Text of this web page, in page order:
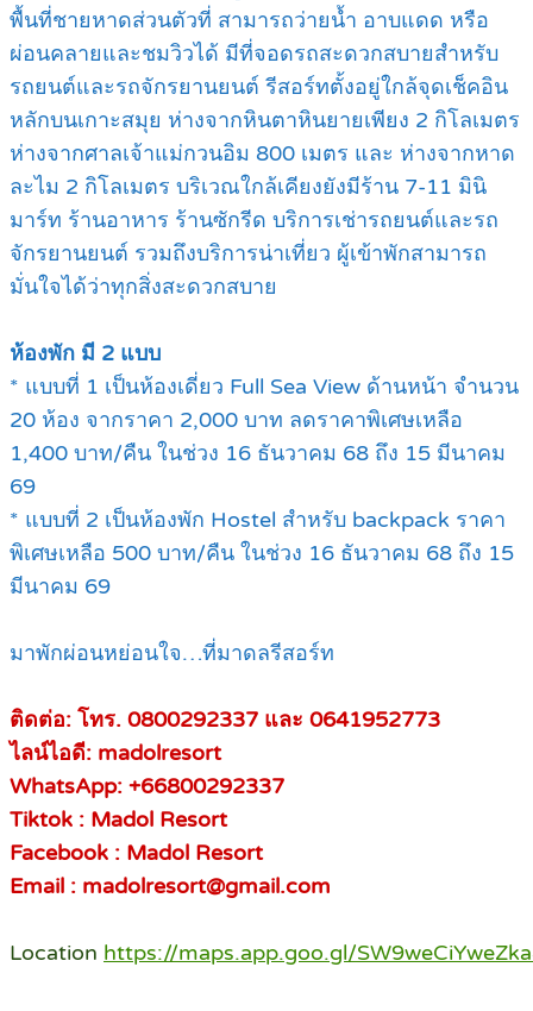
พื้นที่ชายหาดส่วนตัวที่ สามารถว่ายนํ้า อาบแดด หรือ
ผ่อนคลายและชมวิวได้ มีที่จอดรถสะดวกสบายสําหรับ
รถยนต์และรถจักรยานยนต์ รีสอร์ทตั้งอยู่ใกล้จุดเช็คอิน
หลักบนเกาะสมุย ห่างจากหินตาหินยายเพียง 2 กิโลเมตร
ห่างจากศาลเจ้าแม่กวนอิม 800 เมตร และ ห่างจากหาด
ละไม 2 กิโลเมตร บริเวณใกล้เคียงยังมีร้าน 7-11 มินิ
มาร์ท ร้านอาหาร ร้านซักรีด บริการเช่ารถยนต์และรถ
จักรยานยนต์ รวมถึงบริการน่าเที่ยว ผู้เข้าพักสามารถ
มั่นใจได้ว่าทุกสิ่งสะดวกสบาย
ห้องพัก มี 2 แบบ
* แบบที่ 1 เป็นห้องเดี่ยว Full Sea View ด้านหน้า จำนวน
20 ห้อง จากราคา 2,000 บาท ลดราคาพิเศษเหลือ
1,400 บาท/คืน ในช่วง 16 ธันวาคม 68 ถึง 15 มีนาคม
69
* แบบที่ 2 เป็นห้องพัก Hostel สำหรับ backpack ราคา
พิเศษเหลือ 500 บาท/คืน ในช่วง 16 ธันวาคม 68 ถึง 15
มีนาคม 69
มาพักผ่อนหย่อนใจ…ที่มาดลรีสอร์ท
ติดต่อ: โทร. 0800292337 และ 0641952773
ไลน์ไอดี: madolresort
WhatsApp: +66800292337
Tiktok : Madol Resort
Facebook : Madol Resort
Email : madolresort@gmail.com
Location https://maps.app.goo.gl/